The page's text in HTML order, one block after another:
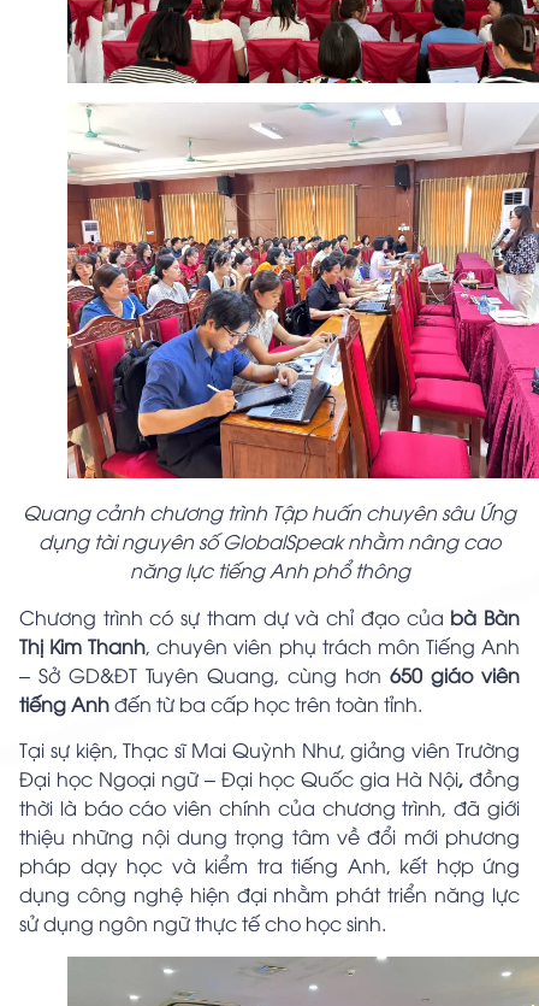
Quang cảnh chương trình Tập huấn chuyên sâu Ứng
dụng tài nguyên số GlobalSpeak nhằm nâng cao
năng lực tiếng Anh phổ thông
Chương trình có sự tham dự và chỉ đạo của bà Bàn
Thị Kim Thanh, chuyên viên phụ trách môn Tiếng Anh
– Sở GD&ĐT Tuyên Quang, cùng hơn 650 giáo viên
tiếng Anhđến từ ba cấp học trên toàn tỉnh.
Tại sự kiện, Thạc sĩ Mai Quỳnh Như, giảng viên Trường
Đại học Ngoại ngữ – Đại học Quốc gia Hà Nội, đồng
thời là báo cáo viên chính của chương trình, đã giới
thiệu những nội dung trọng tâm về đổi mới phương
pháp dạy học và kiểm tra tiếng Anh, kết hợp ứng
dụng công nghệ hiện đại nhằm phát triển năng lực
sử dụng ngôn ngữ thực tế cho học sinh.